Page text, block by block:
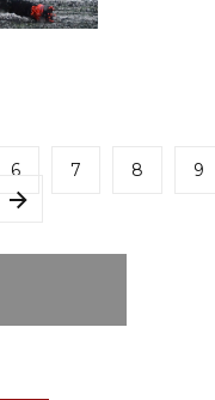
6 7 8
9